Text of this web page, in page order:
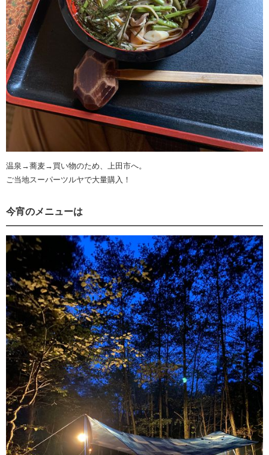
温泉→蕎麦→買い物のため、上田市へ。
ご当地スーパーツルヤで大量購入！
今宵のメニューは